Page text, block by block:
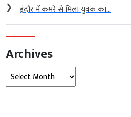
❯ इंदौर में कमरे से मिला युवक का...
Archives
Archives